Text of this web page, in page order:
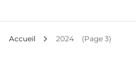
Accueil 2024 (Page 3)